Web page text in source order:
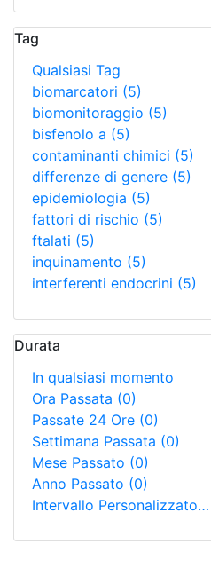
Tag
Qualsiasi Tag
biomarcatori (5)
biomonitoraggio (5)
bisfenolo a (5)
contaminanti chimici (5)
differenze di genere (5)
epidemiologia (5)
fattori di rischio (5)
ftalati (5)
inquinamento (5)
interferenti endocrini (5)
Durata
In qualsiasi momento
Ora Passata (0)
Passate 24 Ore (0)
Settimana Passata (0)
Mese Passato (0)
Anno Passato (0)
Intervallo Personalizzato…